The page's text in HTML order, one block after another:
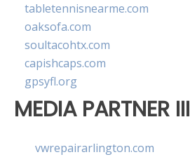
tabletennisnearme.com
oaksofa.com
soultacohtx.com
capishcaps.com
gpsyfl.org
MEDIA PARTNER III
vwrepairarlington.com